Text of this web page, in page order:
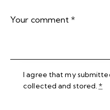
I agree that my
collected and stored .*